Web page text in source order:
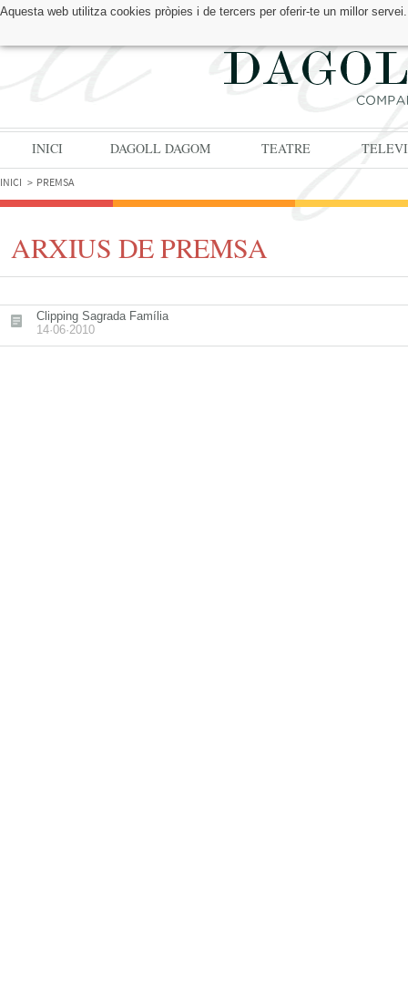
Aquesta web utilitza cookies pròpies i de tercers per oferir-te un millor
TROBA'NS A:
INICI DAGOLL DAGOM TEATRE
INICI PREMSA
ARXIUS DE PREMSA
Clipping Sagrada Família
14·06·2010